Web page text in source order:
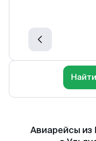
Авиарейсы